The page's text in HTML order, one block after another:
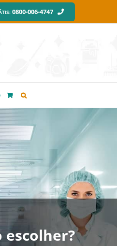
0800-006-4747